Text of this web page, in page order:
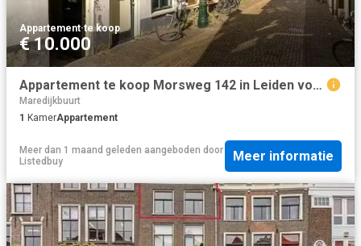
Appartement·te koop
€ 10.000
Appartement te koop Morsweg 142 in Leiden voor € 305.000
Maredijkbuurt
1 KamerAppartement
Meer dan 1 maand geleden aangeboden door
Listedbuy
Meer informatie